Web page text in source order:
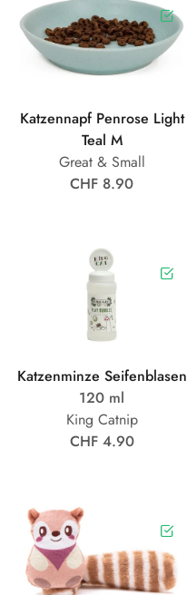
Katzennapf Penrose Light
Teal M
Great & Small
CHF 8.90
Katzenminze Seifenblasen
120 ml
King Catnip
CHF 4.90